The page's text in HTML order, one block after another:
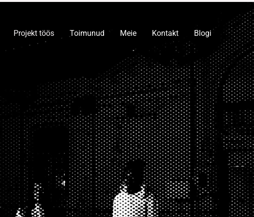
Projekt töös Toimunud Meie Kontakt Blogi